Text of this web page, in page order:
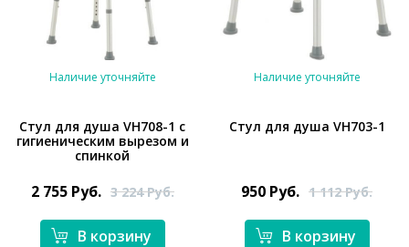
*}
Наличие уточняйте
Стул для душа VH708-1 с
гигиеническим вырезом и
спинкой
2 755 Руб. 3 224Руб.
В корзину
Наличие уточняйте
Стул для душа VH703-1
950 Руб. 1 112Руб.
В корзину